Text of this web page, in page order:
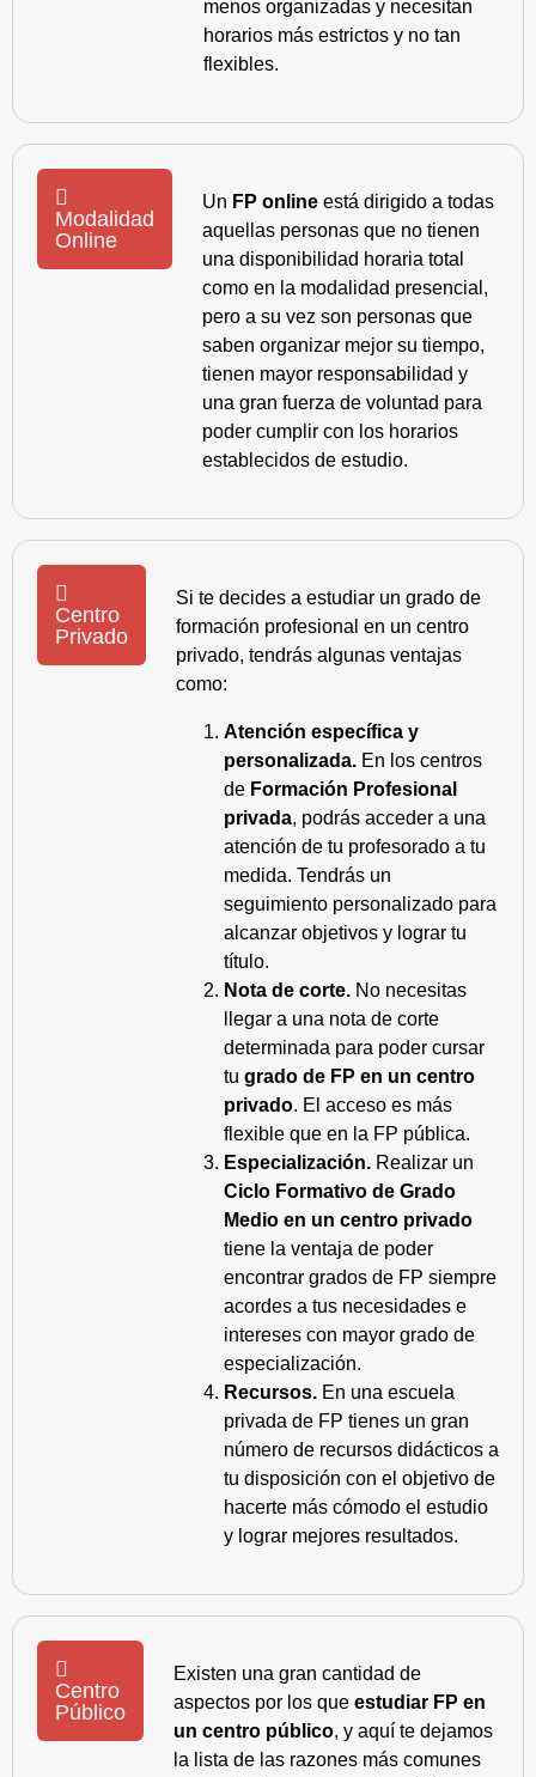
menos organizadas y necesitan
horarios más estrictos y no tan
flexibles.
Modalidad
Online
Un FP online está dirigido a todas
aquellas personas que no tienen
una disponibilidad horaria total
como en la modalidad presencial,
pero a su vez son personas que
saben organizar mejor su tiempo,
tienen mayor responsabilidad y
una gran fuerza de voluntad para
poder cumplir con los horarios
establecidos de estudio.
Centro
Privado
Si te decides a estudiar un grado de
formación profesional en un centro
privado, tendrás algunas ventajas
como:
Atención específica y
personalizada. En los centros
de Formación Profesional
privada, podrás acceder a una
atención de tu profesorado a tu
medida. Tendrás un
seguimiento personalizado para
alcanzar objetivos y lograr tu
título.
Nota de corte. No necesitas
llegar a una nota de corte
determinada para poder cursar
tu grado de FP en un centro
privado. El acceso es más
flexible que en la FP pública.
Especialización. Realizar un
Ciclo Formativo de Grado
Medio en un centro privado
tiene la ventaja de poder
encontrar grados de FP siempre
acordes a tus necesidades e
intereses con mayor grado de
especialización.
Recursos. En una escuela
privada de FP tienes un gran
número de recursos didácticos a
tu disposición con el objetivo de
hacerte más cómodo el estudio
y lograr mejores resultados.
Centro
Público
Existen una gran cantidad de
aspectos por los que estudiar FP en
un centro público, y aquí te dejamos
la lista de las razones más comunes